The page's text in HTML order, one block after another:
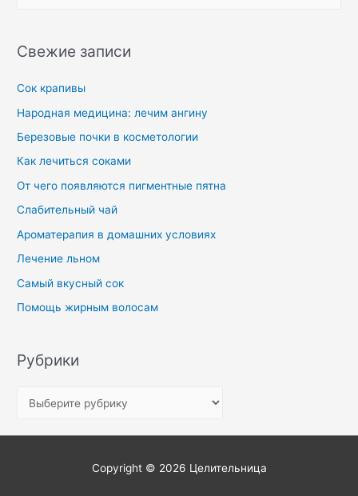
Свежие записи
Сок крапивы
Народная медицина: лечим ангину
Березовые почки в косметологии
Как лечиться соками
От чего появляются пигментные пятна
Слабительный чай
Ароматерапия в домашних условиях
Лечение льном
Самый вкусный сок
Помощь жирным волосам
Рубрики
Copyright © 2026 Целительница